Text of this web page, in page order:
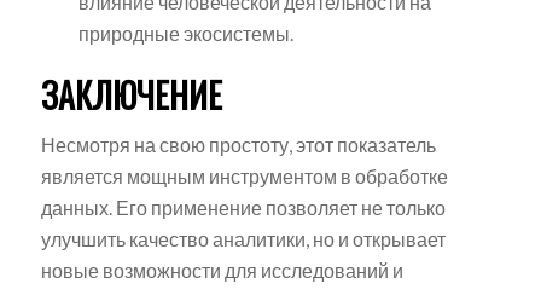
природные экосистемы.
ЗАКЛЮЧЕНИЕ
Несмотря на свою простоту, этот показатель
является мощным инструментом в обработке
данных. Его применение позволяет не только
улучшить качество аналитики, но и открывает
новые возможности для исследований и